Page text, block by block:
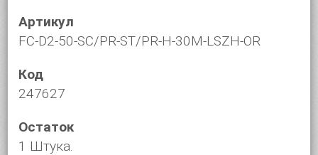
Артикул
FC-D2-50-SC/PR-ST/PR-H-30M-LSZH-OR
Код
247627
Остаток
1 Штука.